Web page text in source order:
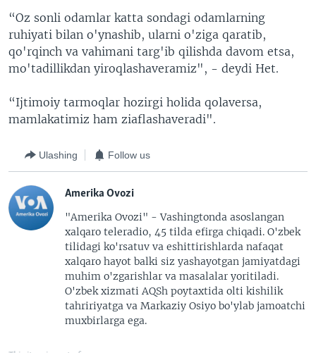
“Oz sonli odamlar katta sondagi odamlarning
ruhiyati bilan o'ynashib, ularni o'ziga qaratib,
qo'rqinch va vahimani targ'ib qilishda davom etsa,
mo'tadillikdan yiroqlashaveramiz", - deydi Het.
“Ijtimoiy tarmoqlar hozirgi holida qolaversa,
mamlakatimiz ham ziaflashaveradi".
Ulashing Follow us
Amerika Ovozi
"Amerika Ovozi" - Vashingtonda asoslangan
xalqaro teleradio, 45 tilda efirga chiqadi. O'zbek
tilidagi ko'rsatuv va eshittirishlarda nafaqat
xalqaro hayot balki siz yashayotgan jamiyatdagi
muhim o'zgarishlar va masalalar yoritiladi.
O'zbek xizmati AQSh poytaxtida olti kishilik
tahririyatga va Markaziy Osiyo bo'ylab jamoatchi
muxbirlarga ega.